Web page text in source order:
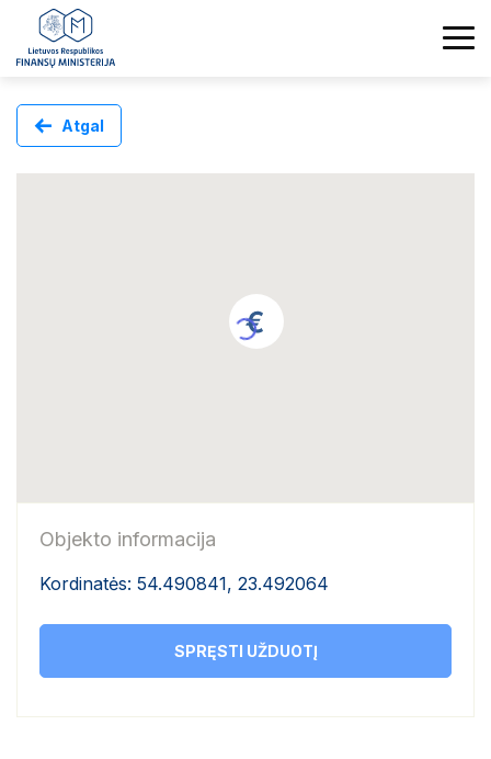
Atgal
Objekto informacija
Kordinatės: 54.490841, 23.492064
SPRĘSTI UŽDUOTĮ